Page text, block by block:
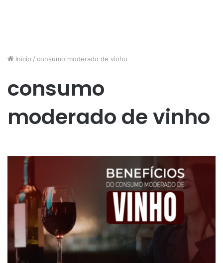
Início / consumo moderado de vinho
consumo
moderado de vinho